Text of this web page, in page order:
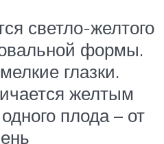
светло-желтого
формы.
глазки.
желтым
плода – от